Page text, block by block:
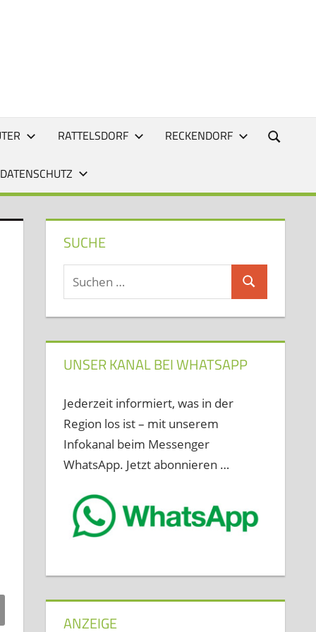
RATTELSDORF RECKENDORF
SUCHE
Suchen
nach:
Suchen
UNSER KANAL BEI WHATSAPP
Jederzeit informiert, was in der
Region los ist – mit unserem
Infokanal beim Messenger
WhatsApp. Jetzt abonnieren …
ANZEIGE